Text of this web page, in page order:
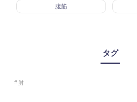
腹筋
タグ
肘